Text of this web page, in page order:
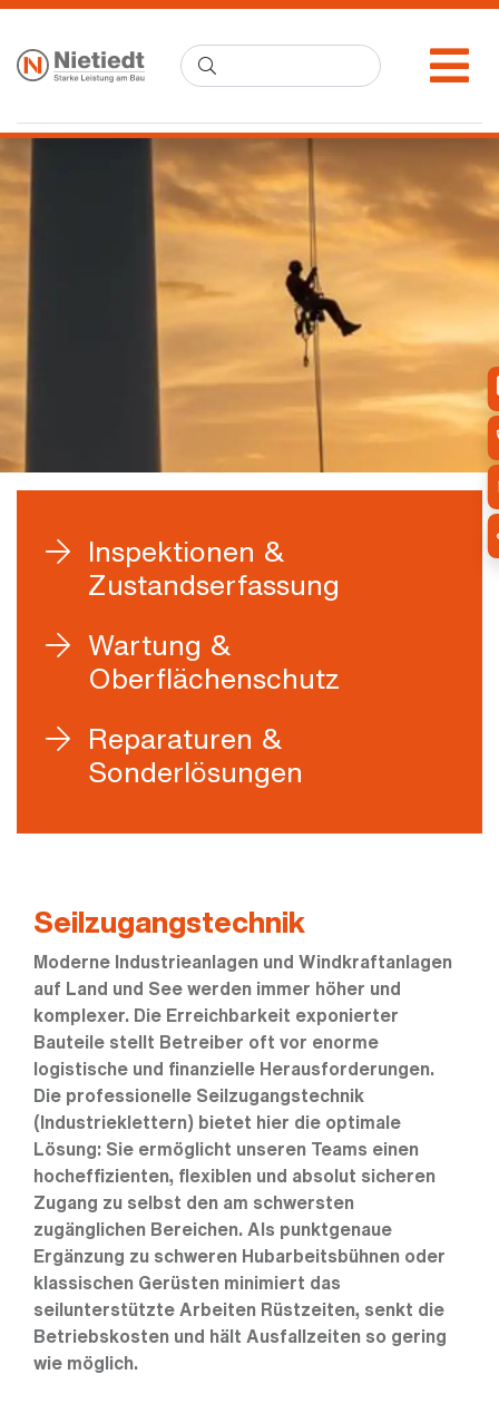
Inspektionen &
Zustandserfassung
Wartung &
Oberflächenschutz
Reparaturen &
Sonderlösungen
Seilzugangstechnik
Moderne Industrieanlagen und Windkraftanlagen
auf Land und See werden immer höher und
komplexer. Die Erreichbarkeit exponierter
Bauteile stellt Betreiber oft vor enorme
logistische und finanzielle Herausforderungen.
Die professionelle Seilzugangstechnik
(Industrieklettern) bietet hier die optimale
Lösung: Sie ermöglicht unseren Teams einen
hocheffizienten, flexiblen und absolut sicheren
Zugang zu selbst den am schwersten
zugänglichen Bereichen. Als punktgenaue
Ergänzung zu schweren Hubarbeitsbühnen oder
klassischen Gerüsten minimiert das
seilunterstützte Arbeiten Rüstzeiten, senkt die
Betriebskosten und hält Ausfallzeiten so gering
wie möglich.